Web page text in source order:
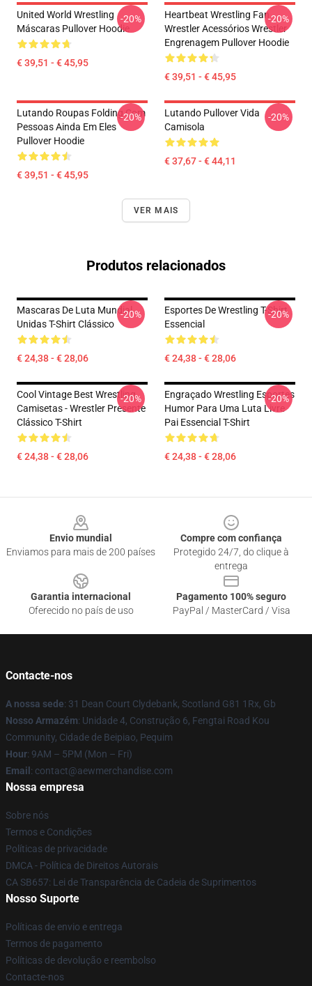
United World Wrestling
Máscaras Pullover Hoodie
€ 39,51 - € 45,95
-20%
Heartbeat Wrestling Fan
Wrestler Acessórios Wrestler
Engrenagem Pullover Hoodie
€ 39,51 - € 45,95
-20%
Lutando Roupas Folding Com
Pessoas Ainda Em Eles
Pullover Hoodie
€ 39,51 - € 45,95
-20%
Lutando Pullover Vida
Camisola
€ 37,67 - € 44,11
-20%
VER MAIS
Produtos relacionados
Mascaras De Luta Mundial
Unidas T-Shirt Clássico
€ 24,38 - € 28,06
-20%
Esportes De Wrestling T-Shirt
Essencial
€ 24,38 - € 28,06
-20%
Cool Vintage Best Wrestling
Camisetas - Wrestler Presente
Clássico T-Shirt
€ 24,38 - € 28,06
-20%
Engraçado Wrestling Esportes
Humor Para Uma Luta Livre
Pai Essencial T-Shirt
€ 24,38 - € 28,06
-20%
Envio mundial
Enviamos para mais de 200 países
Compre com confiança
Protegido 24/7, do clique à
entrega
Garantia internacional
Oferecido no país de uso
Pagamento 100% seguro
PayPal / MasterCard / Visa
Contacte-nos
A nossa sede: 31 Dean Court Clydebank, Scotland G81 1Rx, Gb
Nosso Armazém: Unidade 4, Construção 6, Fengtai Road Kou
Community, Cidade de Beipiao, Pequim
Hour: 9AM – 5PM (Mon – Fri)
Email : contact@aewmerchandise.com
Nossa empresa
Sobre nós
Termos e Condições
Políticas de privacidade
DMCA - Política de Direitos Autorais
CA SB657: Lei de Transparência de Cadeia de Suprimentos
Nosso Suporte
Políticas de envio e entrega
Termos de pagamento
Políticas de devolução e reembolso
Contacte-nos